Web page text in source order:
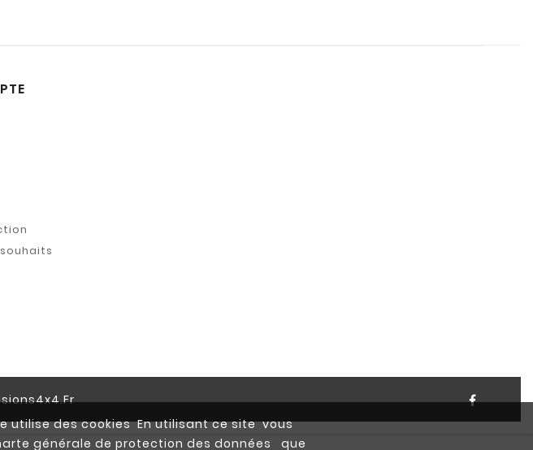
utilise des cookies En utilisant ce site vous
générale de protection des données que